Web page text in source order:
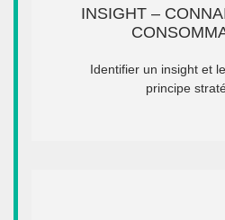
INSIGHT –
Identifier un insight et
principe
Public cible : Marketing,